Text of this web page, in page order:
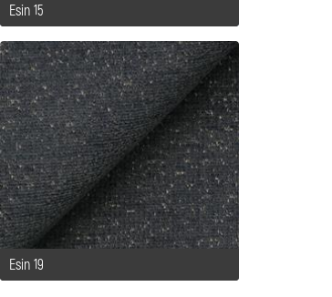
Esin 15
Esin 19